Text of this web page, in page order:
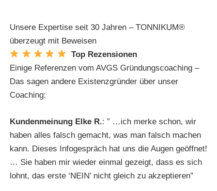
Unsere Expertise seit 30 Jahren – TONNIKUM®
überzeugt mit Beweisen
Top Rezensionen
Einige Referenzen vom AVGS Gründungscoaching –
Das sagen andere Existenzgründer über unser
Coaching:
Kundenmeinung Elke R.: ” …ich merke schon, wir
haben alles falsch gemacht, was man falsch machen
kann. Dieses Infogespräch hat uns die Augen geöffnet!
… Sie haben mir wieder einmal gezeigt, dass es sich
lohnt, das erste ‘NEIN’ nicht gleich zu akzeptieren”